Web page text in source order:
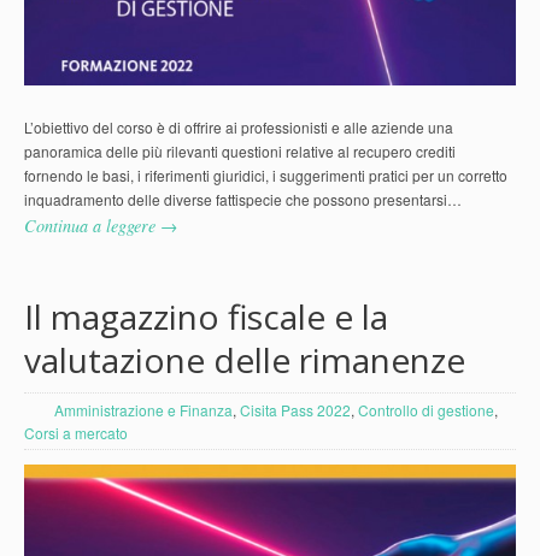
L’obiettivo del corso è di offrire ai professionisti e alle aziende una
panoramica delle più rilevanti questioni relative al recupero crediti
fornendo le basi, i riferimenti giuridici, i suggerimenti pratici per un corretto
inquadramento delle diverse fattispecie che possono presentarsi…
Continua a leggere →
Il magazzino fiscale e la
valutazione delle rimanenze
Amministrazione e Finanza, Cisita Pass 2022, Controllo di gestione,
Corsi a mercato